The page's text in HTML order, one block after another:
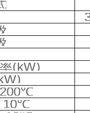
(kW)
200℃
10℃